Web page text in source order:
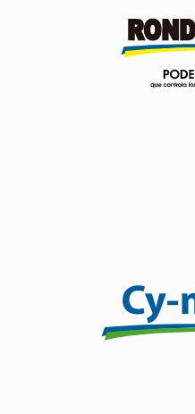
Formulado como
De acción sistémica,
hojas, tallos verdes y con
planta ocasionando
Efecto curativo,
combinación de
Ver